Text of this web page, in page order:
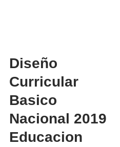
Diseño
Curricular
Basico
Nacional 2019
Educacion